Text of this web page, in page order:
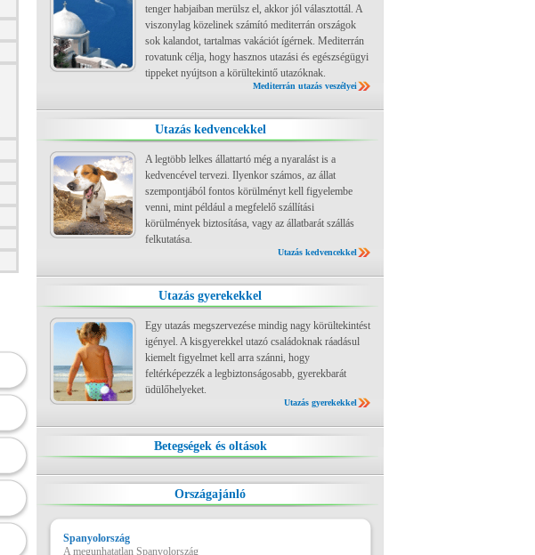
tenger habjaiban merülsz el, akkor jól választottál. A
viszonylag közelinek számító mediterrán országok
sok kalandot, tartalmas vakációt ígérnek. Mediterrán
rovatunk célja, hogy hasznos utazási és egészségügyi
tippeket nyújtson a körültekintő utazóknak.
Mediterrán utazás veszélyei
Utazás kedvencekkel
A legtöbb lelkes állattartó még a nyaralást is a
kedvencével tervezi. Ilyenkor számos, az állat
szempontjából fontos körülményt kell figyelembe
venni, mint például a megfelelő szállítási
körülmények biztosítása, vagy az állatbarát szállás
felkutatása.
Utazás kedvencekkel
Utazás gyerekekkel
Egy utazás megszervezése mindig nagy körültekintést
igényel. A kisgyerekkel utazó családoknak ráadásul
kiemelt figyelmet kell arra szánni, hogy
feltérképezzék a legbiztonságosabb, gyerekbarát
üdülőhelyeket.
Utazás gyerekekkel
Betegségek és oltások
Országajánló
Spanyolország
A megunhatatlan Spanyolország